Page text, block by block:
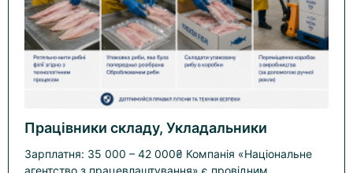
Працівники складу, Укладальники
Зарплатня: 35 000 – 42 000₴ Компанія «Національне